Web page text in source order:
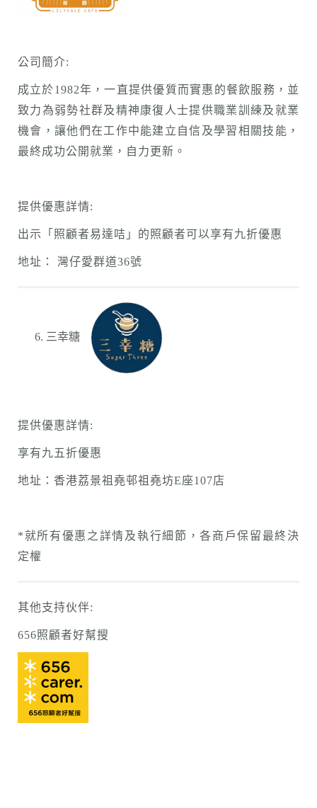
公司簡介:
成立於1982年，一直提供優質而實惠的餐飲服務，並
致力為弱勢社群及精神康復人士提供職業訓練及就業
機會，讓他們在工作中能建立自信及學習相關技能，
最終成功公開就業，自力更新。
提供優惠詳情:
出示「照顧者易達咭」的照顧者可以享有九折優惠
地址： 灣仔愛群道36號
三幸糖
提供優惠詳情:
享有九五折優惠
地址：香港荔景祖堯邨祖堯坊E座107店
*就所有優惠之詳情及執行細節，各商戶保留最終決
定權
其他支持伙伴:
656照顧者好幫搜